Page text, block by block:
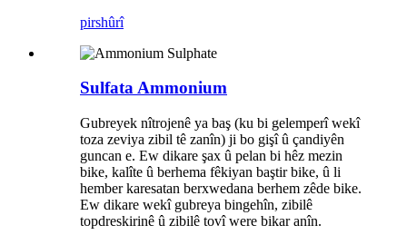
pirshûrî
Sulfata Ammonium
Gubreyek nîtrojenê ya baş (ku bi gelemperî wekî
toza zeviya zibil tê zanîn) ji bo gişî û çandiyên
guncan e. Ew dikare şax û pelan bi hêz mezin
bike, kalîte û berhema fêkiyan baştir bike, û li
hember karesatan berxwedana berhem zêde bike.
Ew dikare wekî gubreya bingehîn, zibilê
topdreskirinê û zibilê tovî were bikar anîn.